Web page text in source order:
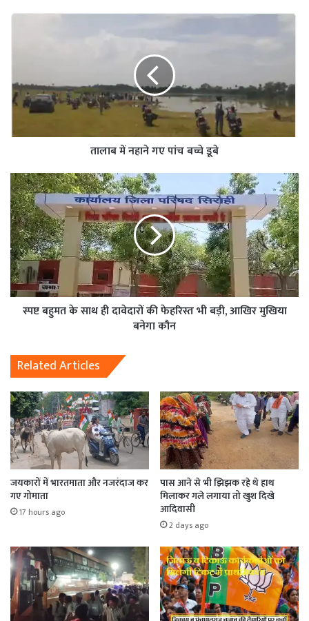
तालाब में नहाने गए पांच बच्चे डूबे
स्पष्ट बहुमत के साथ ही दावेदारों की फेहरिस्त भी बड़ी, आखिर मुखिया
बनेगा कौन
Related Articles
जयकारों में भारतमाता और नजरंदाज कर
गए गोमाता
17 hours ago
पास आने से भी झिझक रहे थे हाथ
मिलाकर गले लगाया तो खुश दिखे
आदिवासी
2 days ago